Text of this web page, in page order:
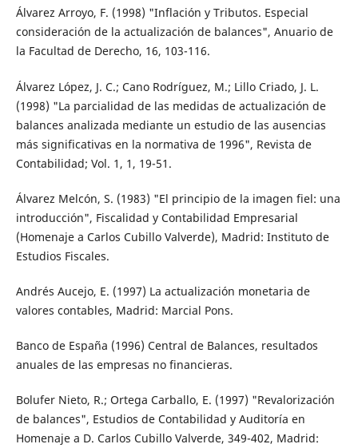
Álvarez Arroyo, F. (1998) "Inflación y Tributos. Especial
consideración de la actualización de balances", Anuario de
la Facultad de Derecho, 16, 103-116.
Álvarez López, J. C.; Cano Rodríguez, M.; Lillo Criado, J. L.
(1998) "La parcialidad de las medidas de actualización de
balances analizada mediante un estudio de las ausencias
más significativas en la normativa de 1996", Revista de
Contabilidad; Vol. 1, 1, 19-51.
Álvarez Melcón, S. (1983) "El principio de la imagen fiel: una
introducción", Fiscalidad y Contabilidad Empresarial
(Homenaje a Carlos Cubillo Valverde), Madrid: Instituto de
Estudios Fiscales.
Andrés Aucejo, E. (1997) La actualización monetaria de
valores contables, Madrid: Marcial Pons.
Banco de España (1996) Central de Balances, resultados
anuales de las empresas no financieras.
Bolufer Nieto, R.; Ortega Carballo, E. (1997) "Revalorización
de balances", Estudios de Contabilidad y Auditoría en
Homenaje a D. Carlos Cubillo Valverde, 349-402, Madrid: